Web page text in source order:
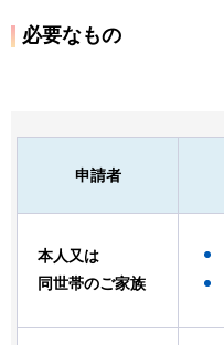
必要なもの
申請者
本人又は
同世帯のご家族